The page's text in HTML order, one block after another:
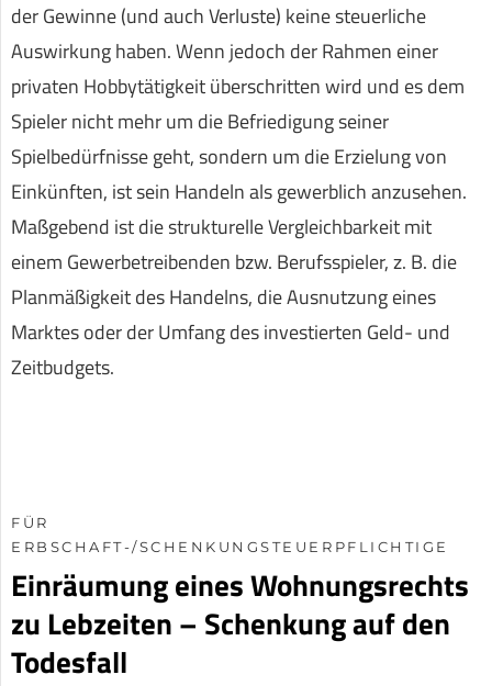
der Gewinne (und auch Verluste) keine steuerliche
Auswirkung haben. Wenn jedoch der Rahmen einer
privaten Hobbytätigkeit überschritten wird und es dem
Spieler nicht mehr um die Befriedigung seiner
Spielbedürfnisse geht, sondern um die Erzielung von
Einkünften, ist sein Handeln als gewerblich anzusehen.
Maßgebend ist die strukturelle Vergleichbarkeit mit
einem Gewerbetreibenden bzw. Berufsspieler, z. B. die
Planmäßigkeit des Handelns, die Ausnutzung eines
Marktes oder der Umfang des investierten Geld- und
Zeitbudgets.
FÜR
ERBSCHAFT-/SCHENKUNGSTEUERPFLICHTIGE
Einräumung eines Wohnungsrechts
zu Lebzeiten – Schenkung auf den
Todesfall